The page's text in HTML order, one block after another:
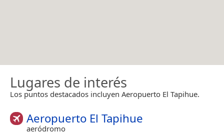
Lugares de interés
Los puntos destacados incluyen Aeropuerto El Tapihue.
Aeropuerto El Tapihue
aeródromo